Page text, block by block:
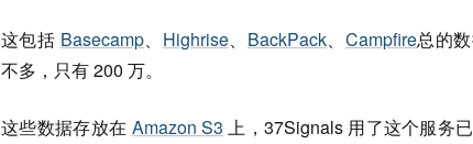
这包括 Basecamp、 Highrise、 BackPack、 Campfire总的
不多，只有 200 万。
这些数据存放在 Amazon S3 上，37Signals 用了这个服务